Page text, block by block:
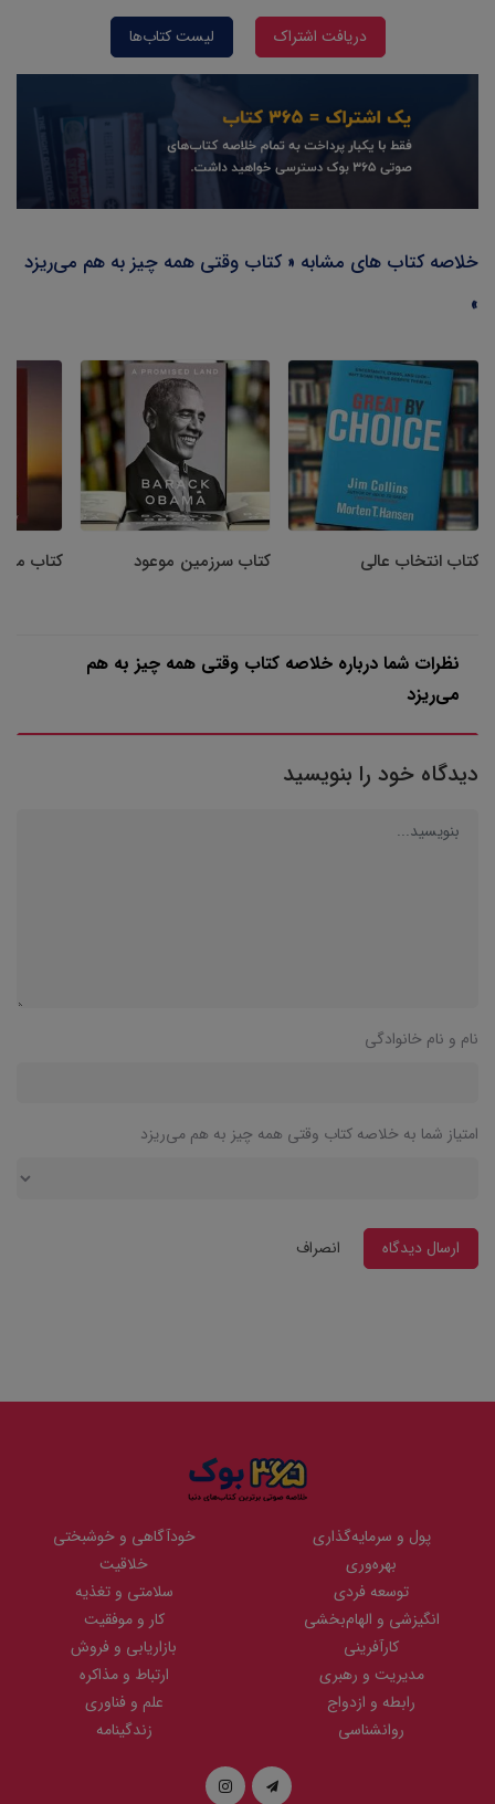
دریافت اشتراک لیست کتاب‌ها
خلاصه کتاب های مشابه « کتاب وقتی همه چیز به هم می‌ریزد
»
کتاب انتخاب عالی کتاب سرزمین موعود کتاب مرا
نظرات شما درباره خلاصه کتاب وقتی همه چیز به هم
می‌ریزد
دیدگاه خود را بنویسید
نام و نام خانوادگی
امتیاز شما به خلاصه کتاب وقتی همه چیز به هم می‌ریزد
ارسال دیدگاه انصراف
پول و سرمایه‌گذاری
خودآگاهی و خوشبختی
بهره‌وری
خلاقیت
توسعه فردی
سلامتی و تغذیه
انگیزشی و الهام‌بخشی
کار و موفقیت
کارآفرینی
بازاریابی و فروش
مدیریت و رهبری
ارتباط و مذاکره
رابطه و ازدواج
علم و فناوری
روانشناسی
زندگینامه